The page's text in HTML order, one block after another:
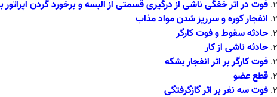
فوت در اثر خفگی ناشی از درگیری قسمتی از البسه و برخورد گردن
انفجار کوره و سرریز شدن مواد مذاب
حادثه سقوط و فوت کارگر
حادثه ناشی از کار
فوت کارگر بر اثر انفجار بشکه
قطع عضو
فوت سه نفر بر اثر گازگرفتگی